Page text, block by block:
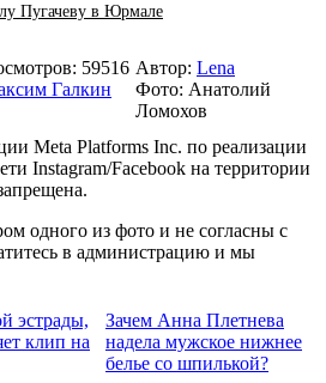
Пугачеву в Юрмале
59516
Галкин
Автор: Lena
Фото: Анатолий
Ломохов
Meta Platforms Inc. по реализации
Instagram/Facebook на территории
одного из фото и не согласны с
в администрацию и мы
эстрады,
клип на
Зачем Анна Плетнева
надела мужское нижнее
белье со шпилькой?